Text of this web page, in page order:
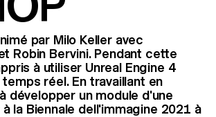
TYPEFACES
OFFLINE-ONLINE
Instagram
Facebook
LinkedIn
par Milo Keller avec
Robin Bervini. Pendant cette
à utiliser Unreal Engine 4
réel. En travaillant en
développer un module d'une
la Biennale dell'immagine 2021 à